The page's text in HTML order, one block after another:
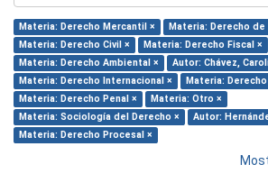
Materia: Derecho Mercantil ×
Materia: Derecho de
Materia: Derecho Civil ×
Materia: Derecho Fiscal ×
Materia: Derecho Ambiental ×
Autor: Chávez,
Materia: Derecho Internacional ×
Materia:
Materia: Derecho Penal ×
Materia: Otro ×
Materia: Sociología del Derecho ×
Autor:
Materia: Derecho Procesal ×